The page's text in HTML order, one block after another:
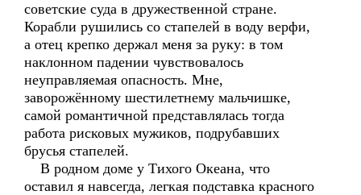
советские суда в дружественной стране.
Корабли рушились со стапелей в воду верфи,
а отец крепко держал меня за руку: в том
наклонном падении чувствовалось
неуправляемая опасность. Мне,
заворожённому шестилетнему мальчишке,
самой романтичной представлялась тогда
работа рисковых мужиков, подрубавших
брусья стапелей.
В родном доме у Тихого Океана, что
оставил я навсегда, легкая подставка красного